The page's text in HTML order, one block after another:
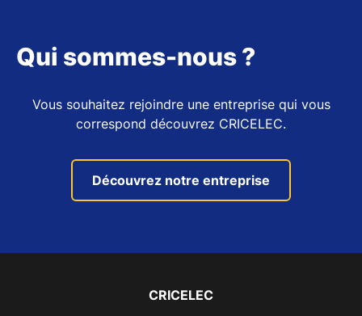
Qui sommes-nous ?
Vous souhaitez rejoindre une entreprise qui vous
correspond découvrez CRICELEC.
Découvrez notre entreprise
CRICELEC